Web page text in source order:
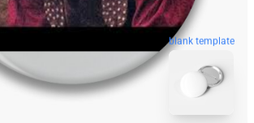
blank template